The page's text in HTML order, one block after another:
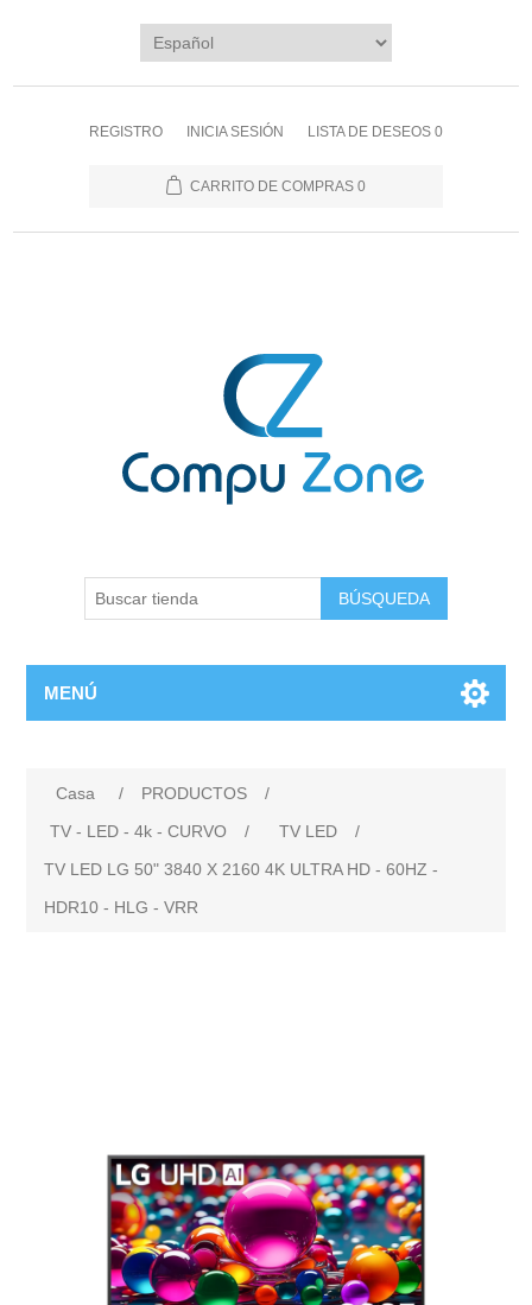
REGISTRO INICIA SESIÓN LISTA DE DESEOS 0
CARRITO DE COMPRAS 0
BÚSQUEDA
MENÚ
Casa / PRODUCTOS
/
TV - LED - 4k - CURVO
/ TV LED
/
TV LED LG 50" 3840 X 2160 4K ULTRA HD - 60HZ -
HDR10 - HLG - VRR